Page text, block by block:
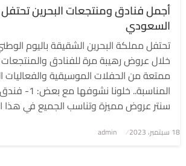
أجمل فنادق ومنتجعات البحرين تحتفل
السعودي
تحتفل مملكة البحرين الشقيقة باليوم
خلال عروض رهيبة مرة للفنادق
ممتعة من الحفلات الموسيقية والفعاليات
المناسبة..
سنتر عروض مميزة وتناسب الجميع في هذا
نُشر
18 سبتمبر، 2023 admin